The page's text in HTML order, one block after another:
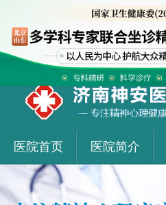
医院首页 医院简介